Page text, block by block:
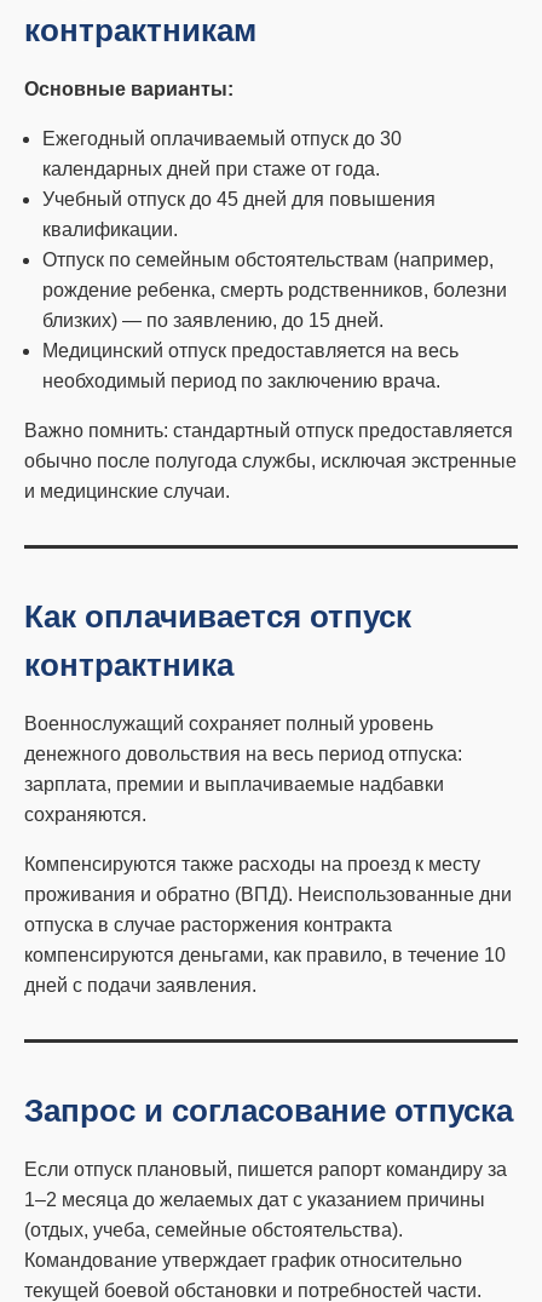
контрактникам
Основные варианты:
Ежегодный оплачиваемый отпуск до 30
календарных дней при стаже от года.
Учебный отпуск до 45 дней для повышения
квалификации.
Отпуск по семейным обстоятельствам (например,
рождение ребенка, смерть родственников, болезни
близких) — по заявлению, до 15 дней.
Медицинский отпуск предоставляется на весь
необходимый период по заключению врача.
Важно помнить: стандартный отпуск предоставляется
обычно после полугода службы, исключая экстренные
и медицинские случаи.
Как оплачивается отпуск
контрактника
Военнослужащий сохраняет полный уровень
денежного довольствия на весь период отпуска:
зарплата, премии и выплачиваемые надбавки
сохраняются.
Компенсируются также расходы на проезд к месту
проживания и обратно (ВПД). Неиспользованные дни
отпуска в случае расторжения контракта
компенсируются деньгами, как правило, в течение 10
дней с подачи заявления.
Запрос и согласование отпуска
Если отпуск плановый, пишется рапорт командиру за
1–2 месяца до желаемых дат с указанием причины
(отдых, учеба, семейные обстоятельства).
Командование утверждает график относительно
текущей боевой обстановки и потребностей части.